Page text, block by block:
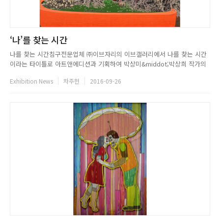
‘나’를 찾는 시간
나를 찾는 시간침구전문업체 ㈜이브자리의 이브갤러리에서 나를 찾는 시간
이라는 타이틀로 아트앤에디션과 기획하여 박상미&middot;박상희 작가의
한 사람은 동양화를 공부했다. 하지만 두 사람의 작품은 어딘지 닮아있다.박
Exhibition News 차주헌 2016-09-26